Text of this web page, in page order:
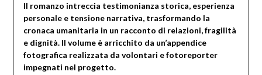
Il romanzo intreccia testimonianza storica, esperienza
personale e tensione narrativa, trasformando la
cronaca umanitaria in un racconto di relazioni, fragilità
e dignità. Il volume è arricchito da un’appendice
fotografica realizzata da volontari e fotoreporter
impegnati nel progetto.